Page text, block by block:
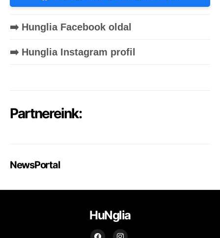
➡️ Hunglia Facebook oldal
➡️ Hunglia Instagram profil
Partnereink:
NewsPortal
HuNglia